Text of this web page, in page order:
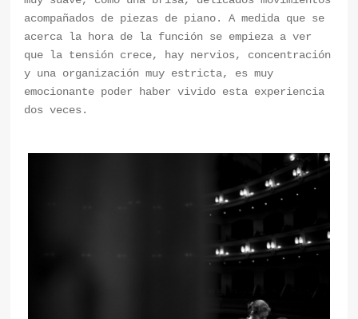
acompañados de piezas de piano. A medida que se
acerca la hora de la función se empieza a ver
que la tensión crece, hay nervios, concentración
y una organización muy estricta, es muy
emocionante poder haber vivido esta experiencia
dos veces.